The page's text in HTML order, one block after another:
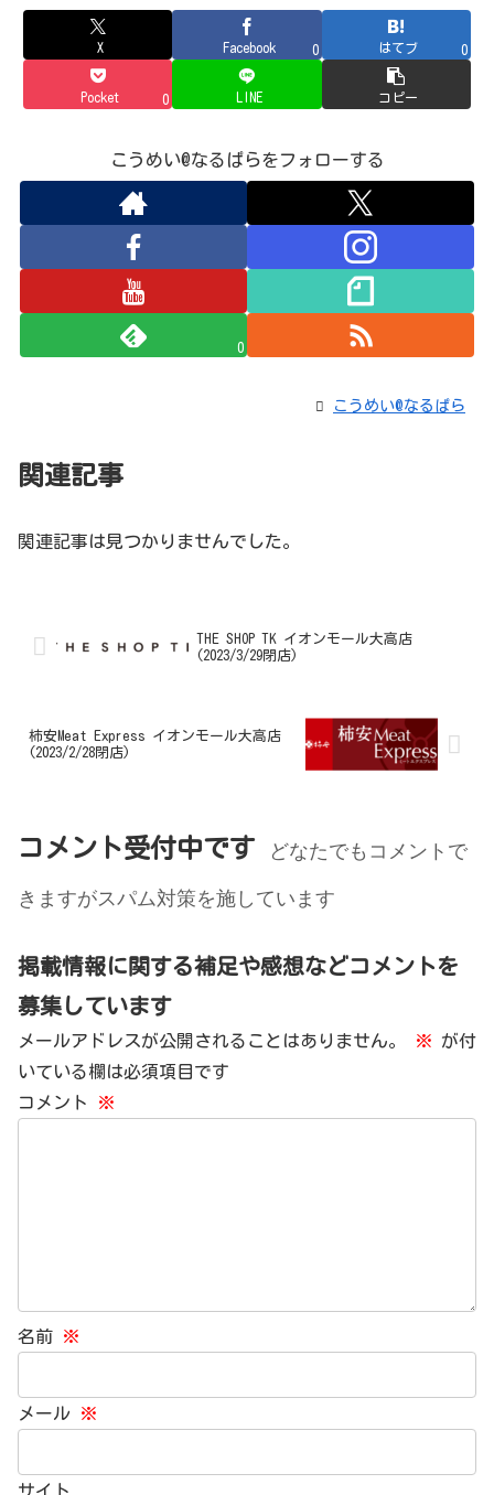
X Facebook 0 はてブ 0
Pocket 0 LINE コピー
こうめい@なるぱらをフォローする
0
こうめい@なるぱら
関連記事
関連記事は見つかりませんでした。
THE SHOP TK イオンモール大高店
(2023/3/29閉店)
柿安Meat Express イオンモール大高店
(2023/2/28閉店)
コメント受付中です
どなたでもコメントで
きますがスパム対策を施しています
掲載情報に関する補足や感想などコメントを
募集しています
メールアドレスが公開されることはありません。 ※ が付
いている欄は必須項目です
コメント
※
名前 ※
メール ※
サイト